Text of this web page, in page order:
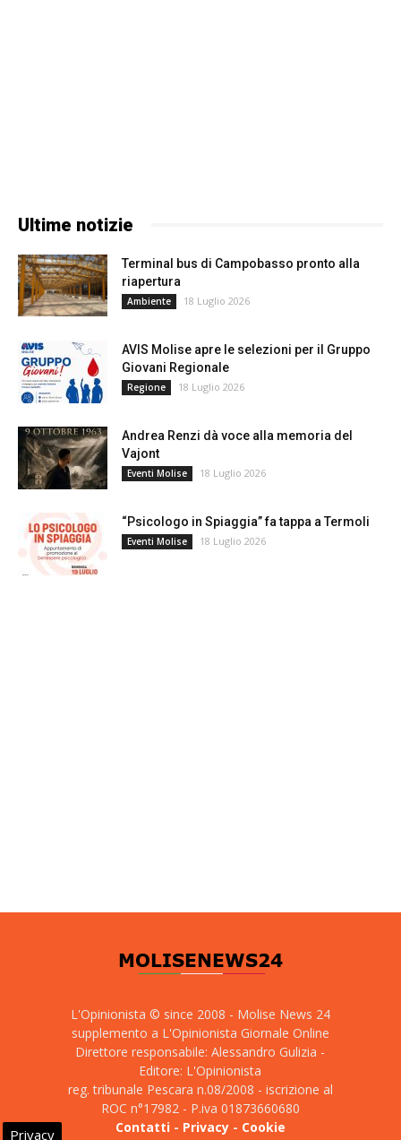
Ultime notizie
Terminal bus di Campobasso pronto alla
riapertura
Ambiente 18 Luglio 2026
AVIS Molise apre le selezioni per il Gruppo
Giovani Regionale
Regione 18 Luglio 2026
Andrea Renzi dà voce alla memoria del
Vajont
Eventi Molise 18 Luglio 2026
“Psicologo in Spiaggia” fa tappa a Termoli
Eventi Molise 18 Luglio 2026
L'Opinionista © since 2008 - Molise News 24
supplemento a L'Opinionista Giornale Online
Direttore responsabile: Alessandro Gulizia -
Editore: L'Opinionista
reg. tribunale Pescara n.08/2008 - iscrizione al
ROC n°17982 - P.iva 01873660680
Contatti- Privacy- Cookie
Privacy